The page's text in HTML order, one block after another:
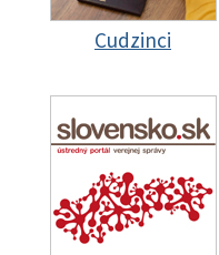
Cudzinci